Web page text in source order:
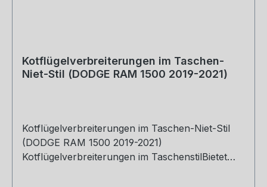
Kotflügelverbreiterungen im Taschen-
Niet-Stil (DODGE RAM 1500 2019-2021)
Kotflügelverbreiterungen im Taschen-Niet-Stil
(DODGE RAM 1500 2019-2021)
Kotflügelverbreiterungen im TaschenstilBietet